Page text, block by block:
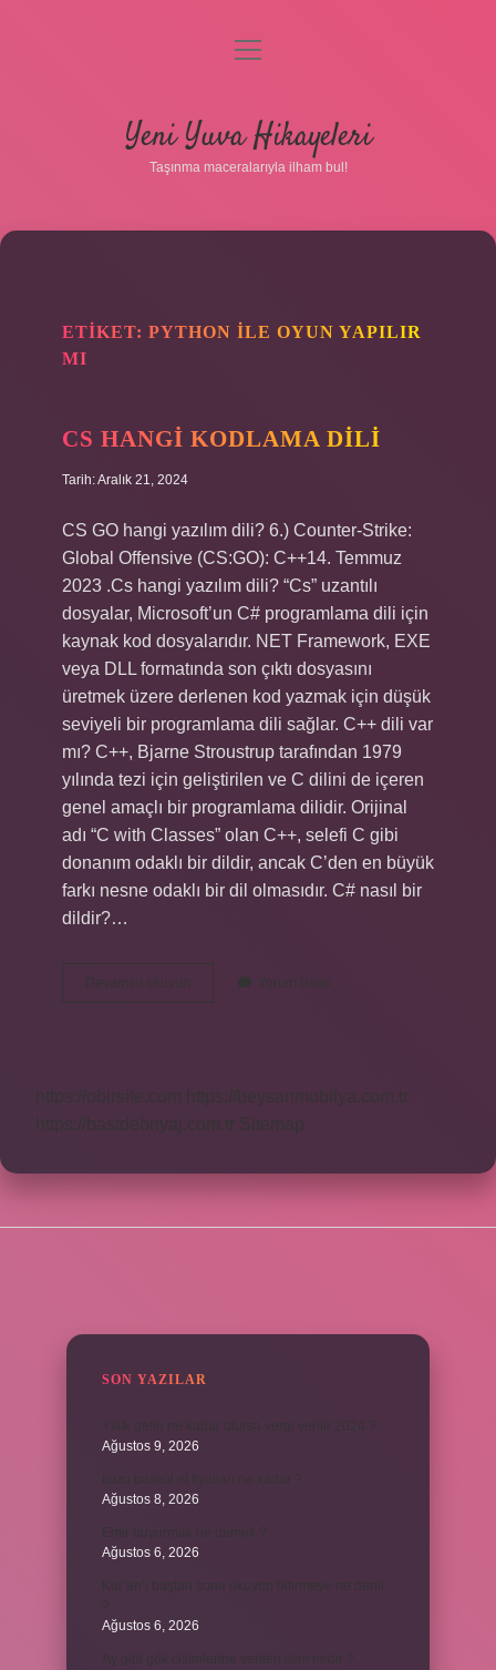
Gizlilik Politikası
Hakkımızda
menüyü
Yeni Yuva Hikayeleri
Taşınma maceralarıyla ilham bul!
ETIKET: PYTHON ILE OYUN YAPILIR
MI
CS HANGI KODLAMA DILI
Tarih: Aralık 21, 2024
CS GO hangi yazılım dili? 6.) Counter-Strike:
Global Offensive (CS:GO): C++14. Temmuz
2023 .Cs hangi yazılım dili? “Cs” uzantılı
dosyalar, Microsoft’un C# programlama dili için
kaynak kod dosyalarıdır. NET Framework, EXE
veya DLL formatında son çıktı dosyasını
üretmek üzere derlenen kod yazmak için düşük
seviyeli bir programlama dili sağlar. C++ dili var
mı? C++, Bjarne Stroustrup tarafından 1979
yılında tezi için geliştirilen ve C dilini de içeren
genel amaçlı bir programlama dilidir. Orijinal
adı “C with Classes” olan C++, selefi C gibi
donanım odaklı bir dildir, ancak C’den en büyük
farkı nesne odaklı bir dil olmasıdır. C# nasıl bir
dildir?…
Devamını okuyun
Hangi
Yorum Bırak
https://obirsite.com
https://beysanmobilya.com.tr
https://bastdebriyaj.com.tr
Sitemap
SON YAZILAR
Ağustos 9, 2026
Ağustos 8, 2026
Ağustos 6, 2026
Ağustos 6, 2026